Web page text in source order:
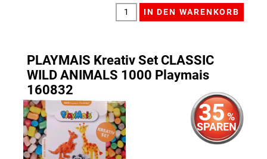
PLAYMAIS Kreativ Set CLASSIC
WILD ANIMALS 1000 Playmais
160832
35 %
SPAREN